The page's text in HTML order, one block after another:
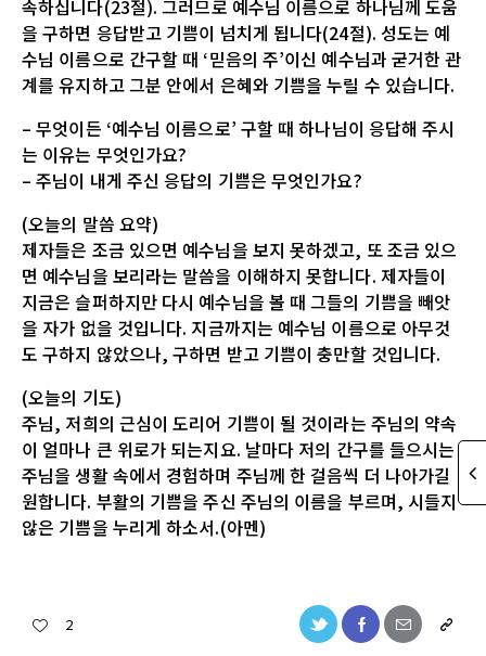
속하십니다(23절). 그러므로 예수님 이름으로 하나님께 도움
을 구하면 응답받고 기쁨이 넘치게 됩니다(24절). 성도는 예
수님 이름으로 간구할 때 ‘믿음의 주’이신 예수님과 굳거한 관
계를 유지하고 그분 안에서 은혜와 기쁨을 누릴 수 있습니다.
– 무엇이든 ‘예수님 이름으로’ 구할 때 하나님이 응답해 주시
는 이유는 무엇인가요?
– 주님이 내게 주신 응답의 기쁨은 무엇인가요?
(오늘의 말씀 요약)
제자들은 조금 있으면 예수님을 보지 못하겠고, 또 조금 있으
면 예수님을 보리라는 말씀을 이해하지 못합니다. 제자들이
지금은 슬퍼하지만 다시 예수님을 볼 때 그들의 기쁨을 빼앗
을 자가 없을 것입니다. 지금까지는 예수님 이름으로 아무것
도 구하지 않았으나, 구하면 받고 기쁨이 충만할 것입니다.
(오늘의 기도)
주님, 저희의 근심이 도리어 기쁨이 될 것이라는 주님의 약속
이 얼마나 큰 위로가 되는지요. 날마다 저의 간구를 들으시는
주님을 생활 속에서 경험하며 주님께 한 걸음씩 더 나아가길
원합니다. 부활의 기쁨을 주신 주님의 이름을 부르며, 시들지
않은 기쁨을 누리게 하소서.(아멘)
2